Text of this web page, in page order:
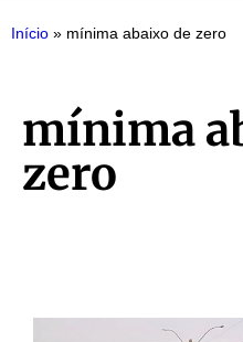
Início » mínima abaixo de zero
mínima
zero